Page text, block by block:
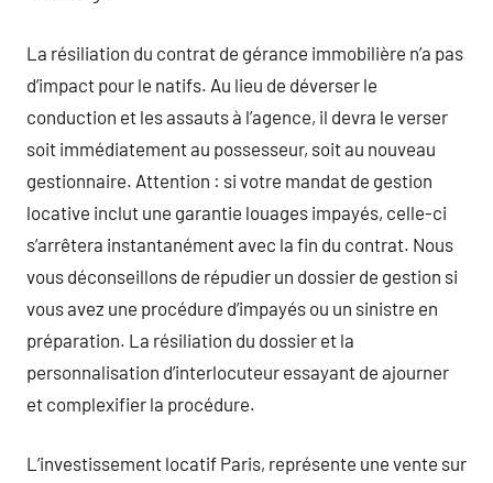
La résiliation du contrat de gérance immobilière n’a pas
d’impact pour le natifs. Au lieu de déverser le
conduction et les assauts à l’agence, il devra le verser
soit immédiatement au possesseur, soit au nouveau
gestionnaire. Attention : si votre mandat de gestion
locative inclut une garantie louages impayés, celle-ci
s’arrêtera instantanément avec la fin du contrat. Nous
vous déconseillons de répudier un dossier de gestion si
vous avez une procédure d’impayés ou un sinistre en
préparation. La résiliation du dossier et la
personnalisation d’interlocuteur essayant de ajourner
et complexifier la procédure.
L’investissement locatif Paris, représente une vente sur